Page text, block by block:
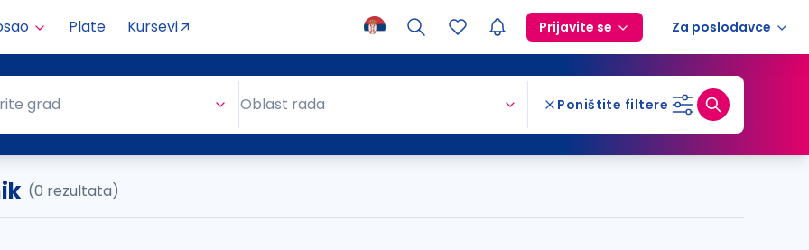
Plate Kursevi Prijavite se Za poslodavce
grad Oblast rada Poništite filtere
(0 rezultata)